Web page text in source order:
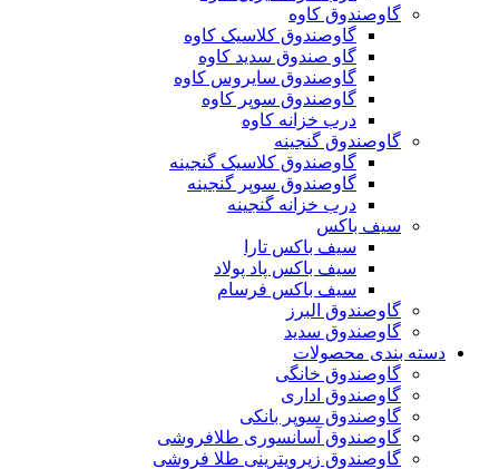
گاوصندوق کاوه
گاوصندوق کلاسیک کاوه
گاو صندوق سدید کاوه
گاوصندوق سایروس کاوه
گاوصندوق سوپر کاوه
درب خزانه کاوه
گاوصندوق گنجینه
گاوصندوق کلاسیک گنجینه
گاوصندوق سوپر گنجینه
درب خزانه گنجینه
سیف باکس
سیف باکس تارا
سیف باکس پاد پولاد
سیف باکس فرسام
گاوصندوق البرز
گاوصندوق سدید
دسته بندی محصولات
گاوصندوق خانگی
گاوصندوق اداری
گاوصندوق سوپر بانکی
گاوصندوق آسانسوری طلافروشی
گاوصندوق زیرویترینی طلا فروشی